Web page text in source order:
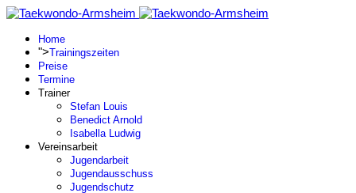
Home
">Trainingszeiten
Preise
Termine
Trainer
Stefan Louis
Benedict Arnold
Isabella Ludwig
Vereinsarbeit
Jugendarbeit
Jugendausschuss
Jugendschutz